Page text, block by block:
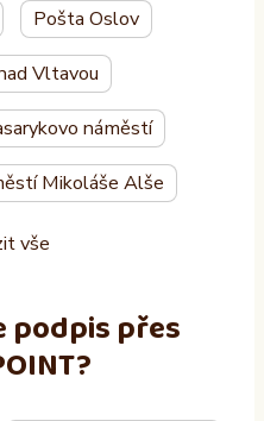
Pošta Oslov
Vltavou
náměstí
Mikoláše Alše
vše
podpis přes